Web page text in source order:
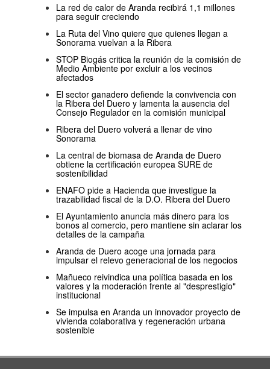
La red de calor de Aranda recibirá 1,1 millones
para seguir creciendo
La Ruta del Vino quiere que quienes llegan a
Sonorama vuelvan a la Ribera
STOP Biogás critica la reunión de la comisión de
Medio Ambiente por excluir a los vecinos
afectados
El sector ganadero defiende la convivencia con
la Ribera del Duero y lamenta la ausencia del
Consejo Regulador en la comisión municipal
Ribera del Duero volverá a llenar de vino
Sonorama
La central de biomasa de Aranda de Duero
obtiene la certificación europea SURE de
sostenibilidad
ENAFO pide a Hacienda que investigue la
trazabilidad fiscal de la D.O. Ribera del Duero
El Ayuntamiento anuncia más dinero para los
bonos al comercio, pero mantiene sin aclarar los
detalles de la campaña
Aranda de Duero acoge una jornada para
impulsar el relevo generacional de los negocios
Mañueco reivindica una política basada en los
valores y la moderación frente al "desprestigio"
institucional
Se impulsa en Aranda un innovador proyecto de
vivienda colaborativa y regeneración urbana
sostenible